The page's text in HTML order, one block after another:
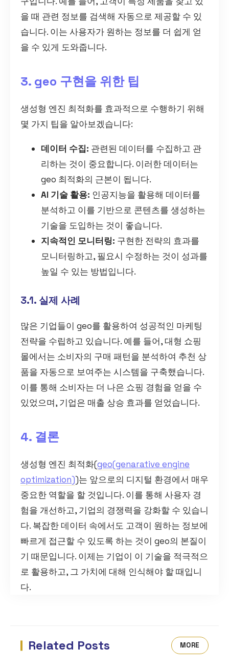
을 때 관련 정보를 검색해 자동으로 제공할 수 있
습니다. 이는 사용자가 원하는 정보를 더 쉽게 얻
을 수 있게 도와줍니다.
3. geo 구현을 위한 팁
생성형 엔진 최적화를 효과적으로 수행하기 위해
몇 가지 팁을 알아보겠습니다:
데이터 수집: 관련된 데이터를 수집하고 관
리하는 것이 중요합니다. 이러한 데이터는
geo 최적화의 근본이 됩니다.
AI 기술 활용: 인공지능을 활용해 데이터를
분석하고 이를 기반으로 콘텐츠를 생성하는
기술을 도입하는 것이 좋습니다.
지속적인 모니터링: 구현한 전략의 효과를
모니터링하고, 필요시 수정하는 것이 성과를
높일 수 있는 방법입니다.
3.1. 실제 사례
많은 기업들이 geo를 활용하여 성공적인 마케팅
전략을 수립하고 있습니다. 예를 들어, 대형 쇼핑
몰에서는 소비자의 구매 패턴을 분석하여 추천 상
품을 자동으로 보여주는 시스템을 구축했습니다.
이를 통해 소비자는 더 나은 쇼핑 경험을 얻을 수
있었으며, 기업은 매출 상승 효과를 얻었습니다.
4. 결론
생성형 엔진 최적화(geo(genarative engine
optimization))는 앞으로의 디지털 환경에서 매우
중요한 역할을 할 것입니다. 이를 통해 사용자 경
험을 개선하고, 기업의 경쟁력을 강화할 수 있습니
다. 복잡한 데이터 속에서도 고객이 원하는 정보에
빠르게 접근할 수 있도록 하는 것이 geo의 본질이
기 때문입니다. 이제는 기업이 이 기술을 적극적으
로 활용하고, 그 가치에 대해 인식해야 할 때입니
다.
Related Posts MORE